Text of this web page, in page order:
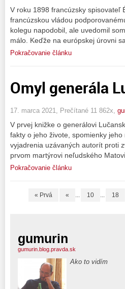
V roku 1898 francúzsky spisovateľ
francúzskou vládou
kolegu napodobil, ale uvedomil
málo. Keďže na európskej úrovni
Pokračovanie článku
Omyl generála
17. marca 2021, Prečítané 11 862x,
V prvej knižke o generálovi
fakty o jeho živote, spomienky
vyjadrenia uzávaných autorít proti
prvom martýrovi neľudského
Pokračovanie článku
« Prvá « ... 10 ... 18
gumurin
gumurin.blog.pravda.sk
Ako to vidím